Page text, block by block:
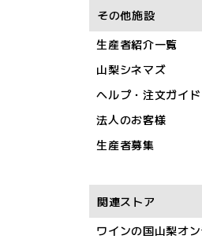
その他施設
生産者紹介一覧
山梨シネマズ
ヘルプ・注文ガイド
法人のお客様
生産者募集
関連ストア
ワインの国山梨オ